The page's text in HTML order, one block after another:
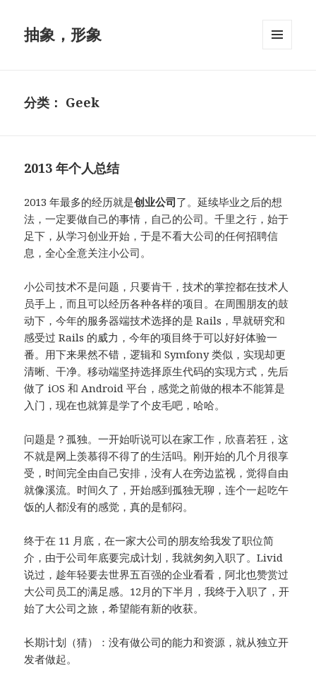
抽象，形象
分类： Geek
2013 年个人总结
2013 年最多的经历就是创业公司了。延续毕业之后的想
法，一定要做自己的事情，自己的公司。千里之行，始于
足下，从学习创业开始，于是不看大公司的任何招聘信
息，全心全意关注小公司。
小公司技术不是问题，只要肯干，技术的掌控都在技术人
员手上，而且可以经历各种各样的项目。在周围朋友的鼓
动下，今年的服务器端技术选择的是 Rails，早就研究和
感受过 Rails 的威力，今年的项目终于可以好好体验一
番。用下来果然不错，逻辑和 Symfony 类似，实现却更
清晰、干净。移动端坚持选择原生代码的实现方式，先后
做了 iOS 和 Android 平台，感觉之前做的根本不能算是
入门，现在也就算是学了个皮毛吧，哈哈。
问题是？孤独。一开始听说可以在家工作，欣喜若狂，这
不就是网上羡慕得不得了的生活吗。刚开始的几个月很享
受，时间完全由自己安排，没有人在旁边监视，觉得自由
就像溪流。时间久了，开始感到孤独无聊，连个一起吃午
饭的人都没有的感觉，真的是郁闷。
终于在 11 月底，在一家大公司的朋友给我发了职位简
介，由于公司年底要完成计划，我就匆匆入职了。Livid
说过，趁年轻要去世界五百强的企业看看，阿北也赞赏过
大公司员工的满足感。12月的下半月，我终于入职了，开
始了大公司之旅，希望能有新的收获。
长期计划（猜）：没有做公司的能力和资源，就从独立开
发者做起。